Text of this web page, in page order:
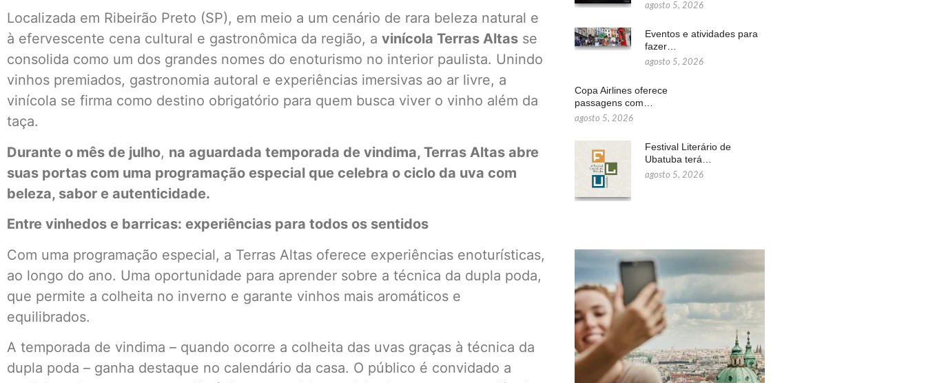
Localizada em Ribeirão Preto (SP), em meio a um cenário de rara beleza natural e
à efervescente cena cultural e gastronômica da região, a vinícola Terras Altas se
consolida como um dos grandes nomes do enoturismo no interior paulista. Unindo
vinhos premiados, gastronomia autoral e experiências imersivas ao ar livre, a
vinícola se firma como destino obrigatório para quem busca viver o vinho além da
taça.
Durante o mês de julho, na aguardada temporada de vindima, Terras Altas abre
suas portas com uma programação especial que celebra o ciclo da uva com
beleza, sabor e autenticidade.
Entre vinhedos e barricas: experiências para todos os sentidos
Com uma programação especial, a Terras Altas oferece experiências enoturísticas,
ao longo do ano. Uma oportunidade para aprender sobre a técnica da dupla poda,
que permite a colheita no inverno e garante vinhos mais aromáticos e
equilibrados.
A temporada de vindima – quando ocorre a colheita das uvas graças à técnica da
dupla poda – ganha destaque no calendário da casa. O público é convidado a
agosto 5, 2026
Eventos e atividades para
fazer…
agosto 5, 2026
Copa Airlines oferece
passagens com…
agosto 5, 2026
Festival Literário de
Ubatuba terá…
agosto 5, 2026